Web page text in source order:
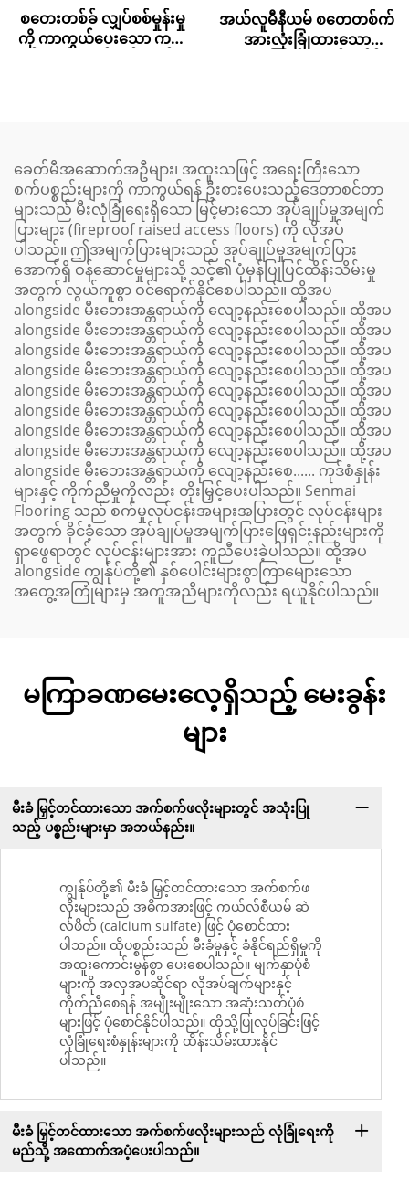
စတေးတစ်ခ် လျှပ်စစ်မှုန်းမှု
ကို ကာကွယ်ပေးသော ကယ်
အယ်လူမီနီယမ် စတေတစ်က်
အားလုံးခြုံထားသော
ခေတ်မီအဆောက်အဦများ၊ အထူးသဖြင့် အရေးကြီးသော
စက်ပစ္စည်းများကို ကာကွယ်ရန် ဦးစားပေးသည့်ဒေတာစင်တာ
များသည် မီးလုံခြုံရေးရှိသော မြင့်မားသော အုပ်ချုပ်မှုအမျက်
ပြားများ (fireproof raised access floors) ကို လိုအပ်
ပါသည်။ ဤအမျက်ပြားများသည် အုပ်ချုပ်မှုအမျက်ပြား
အောက်ရှိ ဝန်ဆောင်မှုများသို့ သင့်၏ ပုံမှန်ပြုပြင်ထိန်းသိမ်းမှု
အတွက် လွယ်ကူစွာ ဝင်ရောက်နိုင်စေပါသည်။ ထို့အပ
alongside မီးဘေးအန္တရာယ်ကို လျော့နည်းစေပါသည်။ ထို့အပ
alongside မီးဘေးအန္တရာယ်ကို လျော့နည်းစေပါသည်။ ထို့အပ
alongside မီးဘေးအန္တရာယ်ကို လျော့နည်းစေပါသည်။ ထို့အပ
alongside မီးဘေးအန္တရာယ်ကို လျော့နည်းစေပါသည်။ ထို့အပ
alongside မီးဘေးအန္တရာယ်ကို လျော့နည်းစေပါသည်။ ထို့အပ
alongside မီးဘေးအန္တရာယ်ကို လျော့နည်းစေပါသည်။ ထို့အပ
alongside မီးဘေးအန္တရာယ်ကို လျော့နည်းစေပါသည်။ ထို့အပ
alongside မီးဘေးအန္တရာယ်ကို လျော့နည်းစေပါသည်။ ထို့အပ
alongside မီးဘေးအန္တရာယ်ကို လျော့နည်းစေ...... ကုဒ်စံနှုန်း
များနှင့် ကိုက်ညီမှုကိုလည်း တိုးမြှင့်ပေးပါသည်။ Senmai
Flooring သည် စက်မှုလုပ်ငန်းအများအပြားတွင် လုပ်ငန်းများ
အတွက် ခိုင်ခံ့သော အုပ်ချုပ်မှုအမျက်ပြားဖြေရှင်းနည်းများကို
ရှာဖွေရာတွင် လုပ်ငန်းများအား ကူညီပေးခဲ့ပါသည်။ ထို့အပ
alongside ကျွန်ုပ်တို့၏ နှစ်ပေါင်းများစွာကြာမျေားသော
အတွေ့အကြုံများမှ အကူအညီများကိုလည်း ရယူနိုင်ပါသည်။
မကြာခဏမေးလေ့ရှိသည့် မေးခွန်း
များ
မီးခံ မြှင့်တင်ထားသော အက်စက်ဖလိုးများတွင် အသုံးပြု
သည့် ပစ္စည်းများမှာ အဘယ်နည်း။
ကျွန်ုပ်တို့၏ မီးခံ မြှင့်တင်ထားသော အက်စက်ဖ
လိုးများသည် အဓိကအားဖြင့် ကယ်လ်စီယမ် ဆဲ
လ်ဖိတ် (calcium sulfate) ဖြင့် ပုံစောင်ထား
ပါသည်။ ထိုပစ္စည်းသည် မီးခံမှုနှင့် ခံနိုင်ရည်ရှိမှုကို
အထူးကောင်းမွန်စွာ ပေးစေပါသည်။ မျက်နှာပုံစံ
များကို အလှအပဆိုင်ရာ လိုအပ်ချက်များနှင့်
ကိုက်ညီစေရန် အမျိုးမျိုးသော အဆုံးသတ်ပုံစံ
များဖြင့် ပုံစောင်နိုင်ပါသည်။ ထိုသို့ပြုလုပ်ခြင်းဖြင့်
လုံခြုံရေးစံနှုန်းများကို ထိန်းသိမ်းထားနိုင်
ပါသည်။
မီးခံ မြှင့်တင်ထားသော အက်စက်ဖလိုးများသည် လုံခြုံရေးကို
မည်သို့ အထောက်အပံ့ပေးပါသည်။